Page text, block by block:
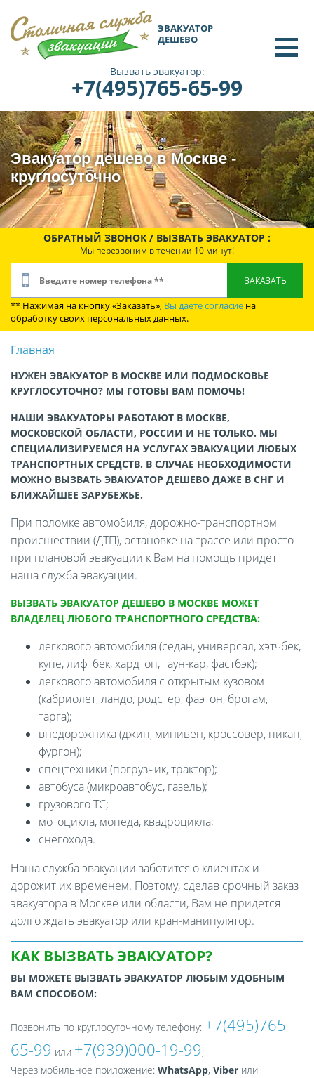
ЭВАКУАТОР
ДЕШЕВО
Вызвать эвакуатор:
+7(495)765-65-99
Эвакуатор дешево в Москве -
круглосуточно
ОБРАТНЫЙ ЗВОНОК / ВЫЗВАТЬ ЭВАКУАТОР :
Мы перезвоним в течении 10 минут!
** Нажимая на кнопку «Заказать», Вы даёте согласие на
обработку своих персональных данных.
Главная
НУЖЕН ЭВАКУАТОР В МОСКВЕ ИЛИ ПОДМОСКОВЬЕ
КРУГЛОСУТОЧНО? МЫ ГОТОВЫ ВАМ ПОМОЧЬ!
НАШИ ЭВАКУАТОРЫ РАБОТАЮТ В МОСКВЕ,
МОСКОВСКОЙ ОБЛАСТИ, РОССИИ И НЕ ТОЛЬКО. МЫ
СПЕЦИАЛИЗИРУЕМСЯ НА УСЛУГАХ ЭВАКУАЦИИ ЛЮБЫХ
ТРАНСПОРТНЫХ СРЕДСТВ. В СЛУЧАЕ НЕОБХОДИМОСТИ
МОЖНО ВЫЗВАТЬ ЭВАКУАТОР ДЕШЕВО ДАЖЕ В СНГ И
БЛИЖАЙШЕЕ ЗАРУБЕЖЬЕ.
При поломке автомобиля, дорожно-транспортном
происшествии (ДТП), остановке на трассе или просто
при плановой эвакуации к Вам на помощь придет
наша служба эвакуации.
ВЫЗВАТЬ ЭВАКУАТОР ДЕШЕВО В МОСКВЕ МОЖЕТ
ВЛАДЕЛЕЦ ЛЮБОГО ТРАНСПОРТНОГО СРЕДСТВА:
легкового автомобиля (седан, универсал, хэтчбек,
купе, лифтбек, хардтоп, таун-кар, фастбэк);
легкового автомобиля с открытым кузовом
(кабриолет, ландо, родстер, фаэтон, брогам,
тарга);
внедорожника (джип, минивен, кроссовер, пикап,
фургон);
спецтехники (погрузчик, трактор);
автобуса (микроавтобус, газель);
грузового ТС;
мотоцикла, мопеда, квадроцикла;
снегохода.
Наша служба эвакуации заботится о клиентах и
дорожит их временем. Поэтому, сделав срочный заказ
эвакуатора в Москве или области, Вам не придется
долго ждать эвакуатор или кран-манипулятор.
КАК ВЫЗВАТЬ ЭВАКУАТОР?
ВЫ МОЖЕТЕ ВЫЗВАТЬ ЭВАКУАТОР ЛЮБЫМ УДОБНЫМ
ВАМ СПОСОБОМ:
Позвонить по круглосуточному телефону: +7(495)765-
65-99 или +7(939)000-19-99;
Через мобильное приложение: WhatsApp, Viber или